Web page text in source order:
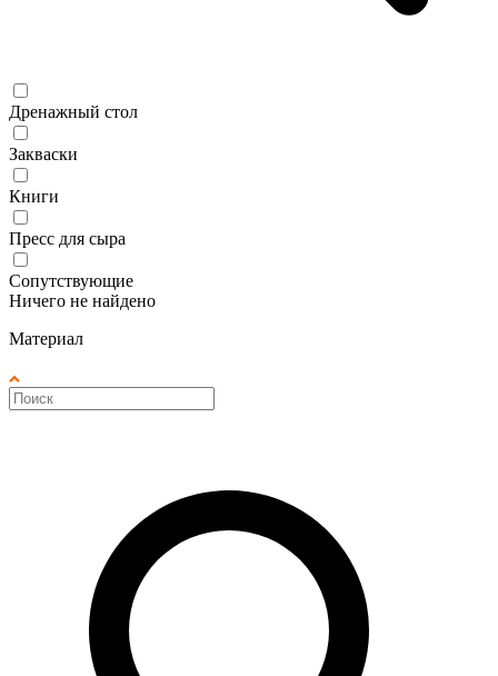
Дренажный стол
Закваски
Книги
Пресс для сыра
Сопутствующие
Ничего не найдено
Материал